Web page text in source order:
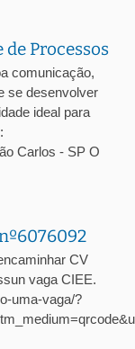
Processos
comunicação,
se desenvolver
ideal para
Carlos - SP O
CV
vaga CIEE.
uma-vaga/?